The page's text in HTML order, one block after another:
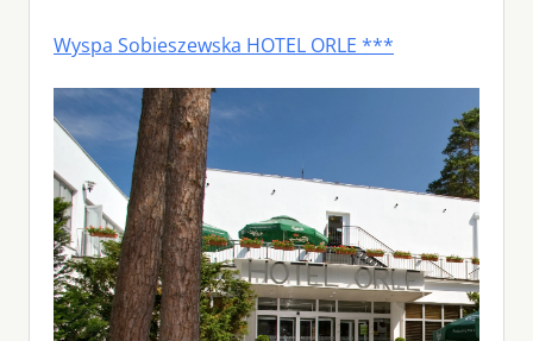
Wyspa Sobieszewska HOTEL ORLE ***